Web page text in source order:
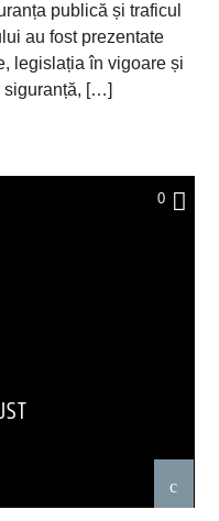
publică și traficul
au fost prezentate
legislația în vigoare și
siguranță, […]
0